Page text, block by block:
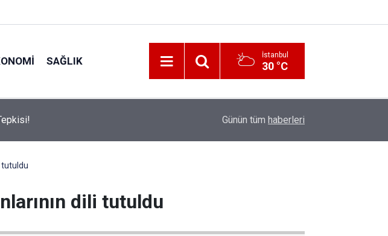
SAĞLIK İstanbul
30 °C
İzmir 112’de Kan Donduran İddialar!
Günün tüm haberleri
tutuldu
dili tutuldu